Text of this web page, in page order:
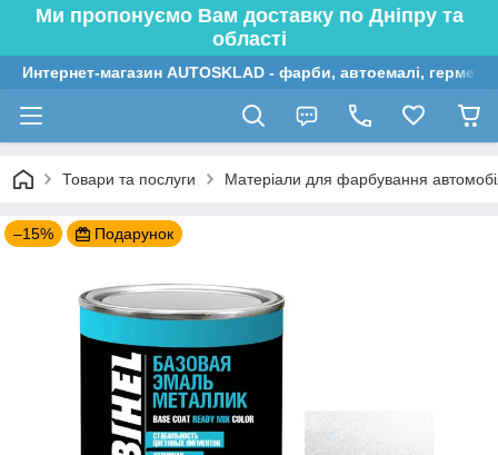
Ми пропонуємо Вам доставку по Дніпру та
області
Интернет-магазин AUTOSKLAD - фарби, автоемалі,
Товари та послуги Матеріали для фарбування
–15% Подарунок